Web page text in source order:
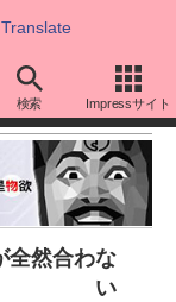
Translate
検索 Impressサイト
全然合わな
い